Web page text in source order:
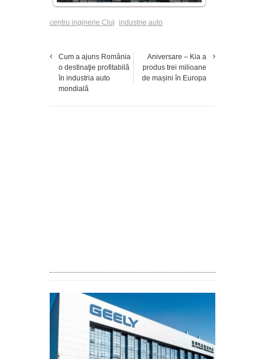
centru inginerie Cluj industrie auto
Cum a ajuns România
o destinaţie profitabilă
în industria auto
mondială
Aniversare – Kia a
produs trei milioane
de mașini în Europa